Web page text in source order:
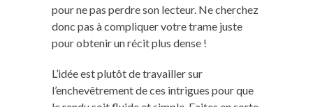
pour ne pas perdre son lecteur. Ne cherchez
donc pas à compliquer votre trame juste
pour obtenir un récit plus dense !
L’idée est plutôt de travailler sur
l’enchevêtrement de ces intrigues pour que